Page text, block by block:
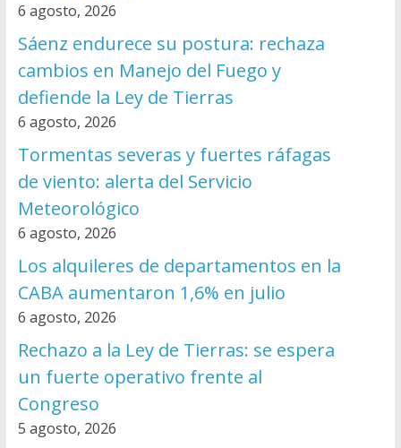
6 agosto, 2026
Sáenz endurece su postura: rechaza
cambios en Manejo del Fuego y
defiende la Ley de Tierras
6 agosto, 2026
Tormentas severas y fuertes ráfagas
de viento: alerta del Servicio
Meteorológico
6 agosto, 2026
Los alquileres de departamentos en la
CABA aumentaron 1,6% en julio
6 agosto, 2026
Rechazo a la Ley de Tierras: se espera
un fuerte operativo frente al
Congreso
5 agosto, 2026